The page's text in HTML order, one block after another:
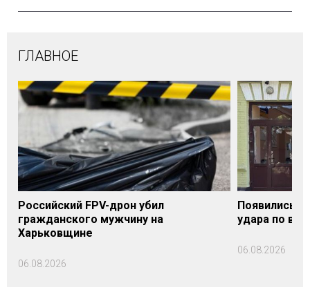
ГЛАВНОЕ
Российский FPV-дрон убил
гражданского мужчину на
Харьковщине
06.08.2026
Появились
удара по
06.08.2026